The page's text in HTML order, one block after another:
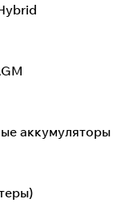
аккумуляторы